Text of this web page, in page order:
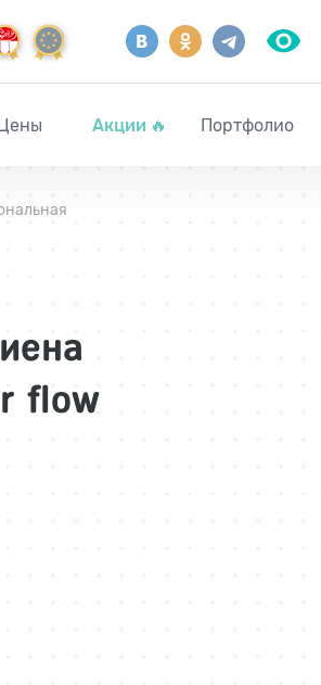
Акции 🔥 Портфолио
flow